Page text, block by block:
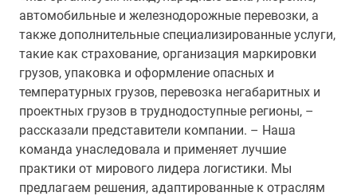
автомобильные и железнодорожные перевозки, а
также дополнительные специализированные услуги,
такие как страхование, организация маркировки
грузов, упаковка и оформление опасных и
температурных грузов, перевозка негабаритных и
проектных грузов в труднодоступные регионы, –
рассказали представители компании. – Наша
команда унаследовала и применяет лучшие
практики от мирового лидера логистики. Мы
предлагаем решения, адаптированные к отраслям